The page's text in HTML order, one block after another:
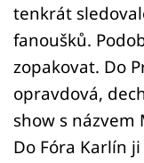
tenkrát
fanoušků.
zopakovat. Do
opravdová,
show s názvem
Do Fóra Karlín